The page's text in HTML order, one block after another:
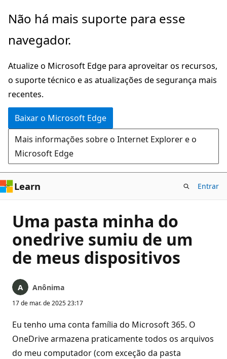
Pular
o
principal
Não há mais suporte para esse
navegador.
Atualize o Microsoft Edge para aproveitar os recursos,
o suporte técnico e as atualizações de segurança mais
recentes.
Baixar o Microsoft Edge
Mais informações sobre o Internet Explorer e o
Microsoft Edge
Learn Entrar
Uma pasta minha do
onedrive sumiu de um
de meus dispositivos
Anônima
17 de mar. de 2025 23:17
Eu tenho uma conta família do Microsoft 365. O
OneDrive armazena praticamente todos os arquivos
do meu computador (com exceção da pasta